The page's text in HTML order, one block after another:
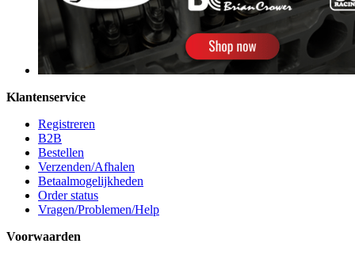
Klantenservice
Registreren
B2B
Bestellen
Verzenden/Afhalen
Betaalmogelijkheden
Order status
Vragen/Problemen/Help
Voorwaarden